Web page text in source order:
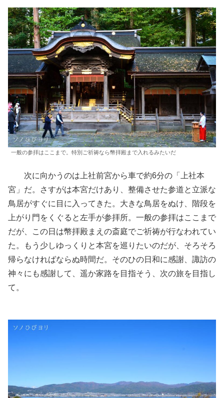
一般の参拝はここまで。特別ご祈祷なら幣拝殿まで入れるみたいだ
次に向かうのは上社前宮から車で約6分の「上社本
宮」だ。さすがは本宮だけあり、整備させた参道と立派な
鳥居がすぐに目に入ってきた。大きな鳥居をぬけ、階段を
上がり門をくぐると左手が参拝所。一般の参拝はここまで
だが、この日は幣拝殿まえの斎庭でご祈祷が行なわれてい
た。もう少しゆっくりと本宮を巡りたいのだが、そろそろ
帰らなければならぬ時間だ。そのひの日和に感謝、諏訪の
神々にも感謝して、遥か家路を目指そう、次の旅を目指し
て。